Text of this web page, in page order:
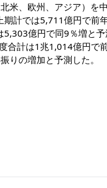
米、欧州、アジア）を
期計では5,711億円で前
5,303億円で同9％増と
合計は1兆1,014億円で
りの増加と予測した。